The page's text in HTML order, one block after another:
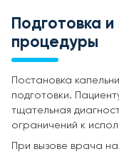
Подготовка
процедуры
Постановка
подготовки.
тщательная
ограничений к
При вызове врача